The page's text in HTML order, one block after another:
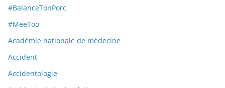
#BalanceTonPorc
#MeeToo
Académie nationale de médecine
Accident
Accidentologie